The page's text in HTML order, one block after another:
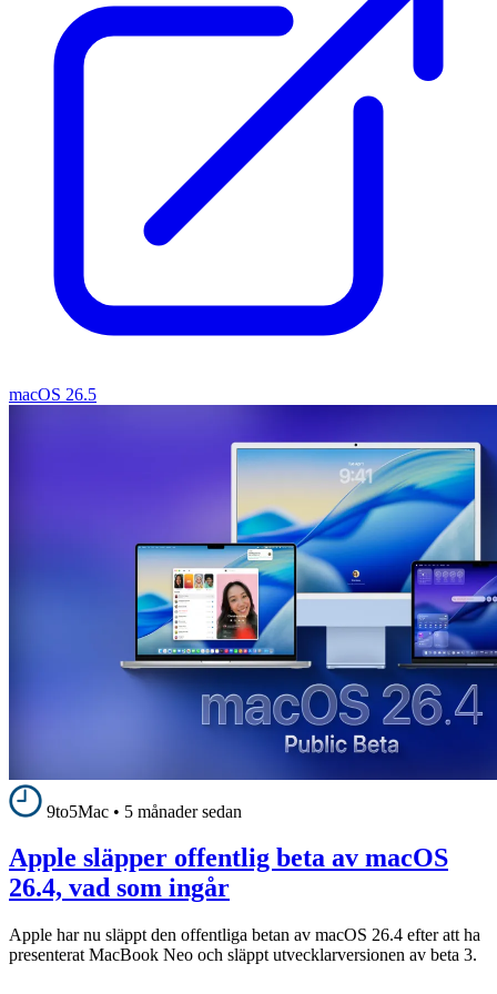
macOS 26.5
9to5Mac • 5 månader sedan
Apple släpper offentlig beta av macOS
26.4, vad som ingår
Apple har nu släppt den offentliga betan av macOS 26.4 efter att ha
presenterat MacBook Neo och släppt utvecklarversionen av beta 3.